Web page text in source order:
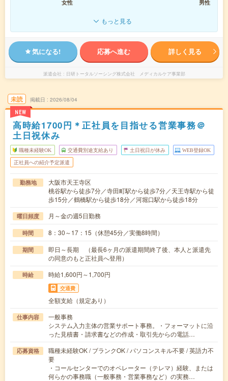
女性 男性
もっと見る
気になる! 応募へ進む 詳しく見る
派遣会社 日研トータルソーシング株式会社 メディカルケア事業部
未読
NEW
掲載日 2026/08/04
高時給1700円＊正社員を目指せる営業事務＠
土日祝休み
職種未経験OK 交通費別途支給あり 土日祝日が休み WEB登録OK
正社員への紹介予定派遣
勤務地
大阪市天王寺区
桃谷駅から徒歩7分／寺田町駅から徒歩7分／天王寺駅から徒
歩15分／鶴橋駅から徒歩18分／河堀口駅から徒歩18分
曜日頻度 月～金の週5日勤務
時間 8：30～17：15（休憩45分／実働8時間）
期間
即日～長期 （最長6ヶ月の派遣期間終了後、本人と派遣先
の同意のもと正社員へ登用）
時給 時給1,600円～1,700円
交通費
全額支給（規定あり）
仕事内容
一般事務
システム入力主体の営業サポート事務。・フォーマットに沿
った見積書・請求書などの作成・取引先からの電話…
応募資格
職種未経験OK / ブランクOK / パソコンスキル不要 / 英語力不
要
・コールセンターでのオペレーター（テレマ）経験、または
何らかの事務職（一般事務・営業事務など）の実務…